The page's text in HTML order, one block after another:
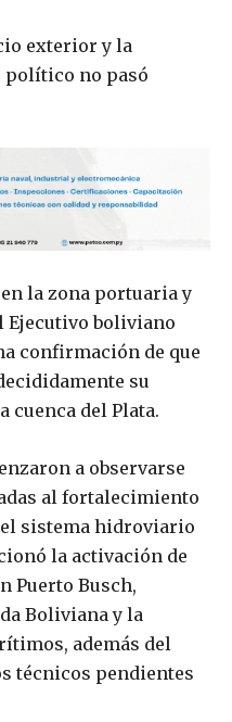
exterior y la
no pasó
la zona portuaria y
Ejecutivo boliviano
confirmación de que
su
del Plata.
a observarse
al fortalecimiento
sistema hidroviario
la activación de
Puerto Busch,
Boliviana y la
además del
técnicos pendientes